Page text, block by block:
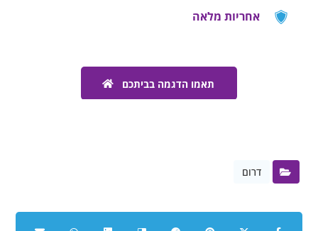
אחריות מלאה
תאמו הדגמה בביתכם
דרום